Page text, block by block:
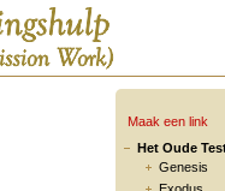
Maak een link
Het Oude
Genesis